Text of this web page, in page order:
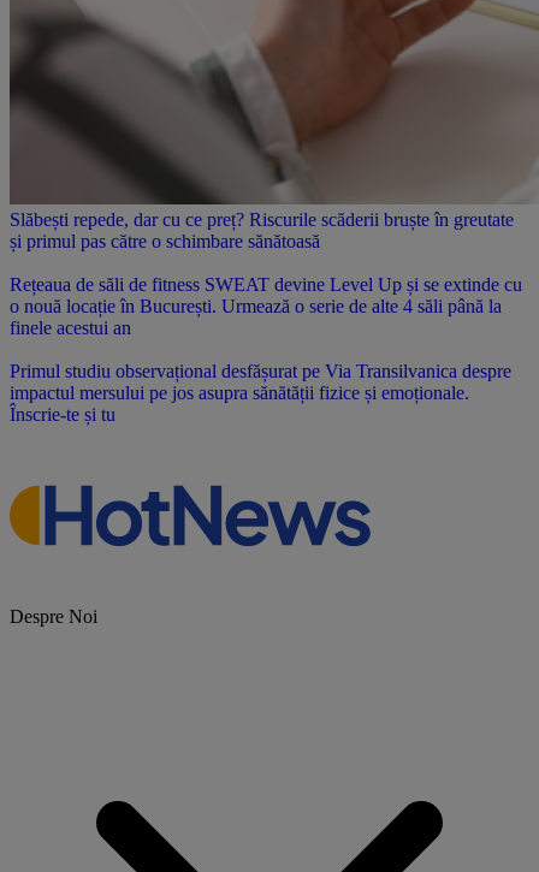
Slăbești repede, dar cu ce preț? Riscurile scăderii bruște în greutate
și primul pas către o schimbare sănătoasă
Rețeaua de săli de fitness SWEAT devine Level Up și se extinde cu
o nouă locație în București. Urmează o serie de alte 4 săli până la
finele acestui an
Primul studiu observațional desfășurat pe Via Transilvanica despre
impactul mersului pe jos asupra sănătății fizice și emoționale.
Înscrie-te și tu
Despre Noi